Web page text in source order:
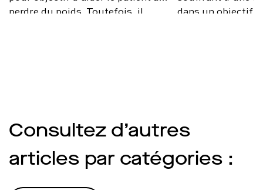
perdre du poids. Toutefois, il
dans un objectif
de Saxenda ?
médecins ? Quel
est-il remboursé
explique.
Consultez d’autres
articles par catégories :